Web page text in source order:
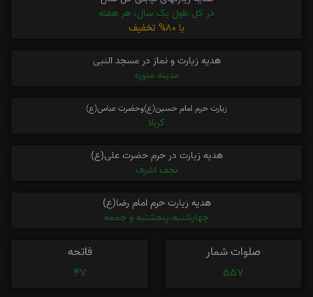
در کل طول یک سال، هر هفته
با 80% تخفیف
هدیه زیارت و نماز در مسجد النبی
مدینه منوره
زیارت حرم امام حسین(ع)وحضرت عباس(ع)
کربلا
هدیه زیارت در حرم حضرت علی(ع)
نجف اشرف
هدیه زیارت حرم امام رضا(ع)
چهارشنبه،پنجشنبه و جمعه
صلوات شمار
557
فاتحه
47